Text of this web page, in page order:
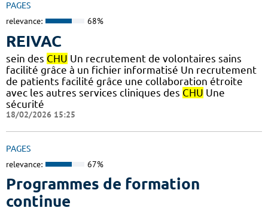
PAGES
relevance: 68%
REIVAC
sein des CHU Un recrutement de volontaires sains
facilité grâce à un fichier informatisé Un recrutement
de patients facilité grâce une collaboration étroite
avec les autres services cliniques des CHU Une
sécurité
18/02/2026 15:25
PAGES
relevance: 67%
Programmes de formation
continue